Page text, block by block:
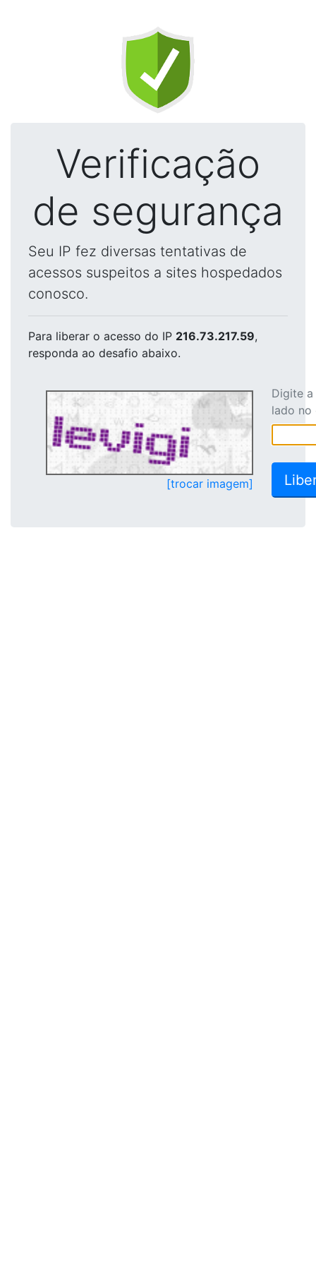
Verificação
de segurança
Seu IP fez diversas tentativas de
acessos suspeitos a sites hospedados
conosco.
Para liberar o acesso do IP 216.73.217.59,
responda ao desafio abaixo.
[trocar imagem]
Digite
lado no